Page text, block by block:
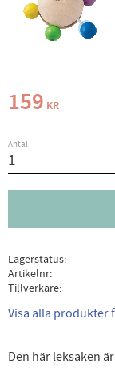
159 KR
Antal
Lagerstatus
Artikelnr
Tillverkare
Visa alla produkter
Den här leksaken